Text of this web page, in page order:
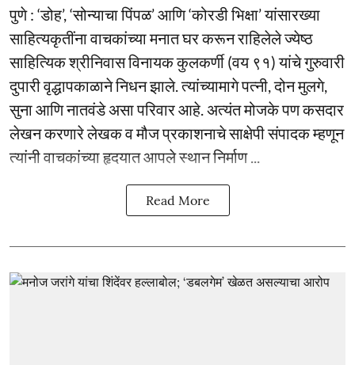
पुणे : ‘डोह’, ‘सोन्याचा पिंपळ’ आणि ‘कोरडी भिक्षा’ यांसारख्या
साहित्यकृतींना वाचकांच्या मनात घर करून राहिलेले ज्येष्ठ
साहित्यिक श्रीनिवास विनायक कुलकर्णी (वय ९१) यांचे गुरुवारी
दुपारी वृद्धापकाळाने निधन झाले. त्यांच्यामागे पत्नी, दोन मुलगे,
सुना आणि नातवंडे असा परिवार आहे. अत्यंत मोजके पण कसदार
लेखन करणारे लेखक व मौज प्रकाशनाचे साक्षेपी संपादक म्हणून
त्यांनी वाचकांच्या हृदयात आपले स्थान निर्माण ...
Read More